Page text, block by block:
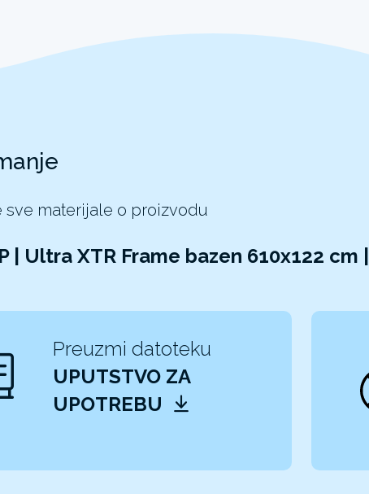
sve materijale o proizvodu
| Ultra XTR Frame bazen 610x122 cm
Preuzmi datoteku
UPUTSTVO ZA
UPOTREBU